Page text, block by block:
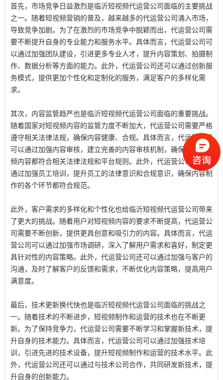
首先，市场竞争日益激烈是临沂短视频代运营公司面临的主要挑战
之一。随着短视频营销的普及，越来越多的代运营公司涌入市场，
导致竞争加剧。为了在激烈的市场竞争中脱颖而出，代运营公司需
要不断提升自身的专业能力和服务水平。具体而言，代运营公司可
以通过加强团队建设，引进更多专业人才，提升内容策划、拍摄制
作、数据分析等方面的能力。此外，代运营公司还可以通过创新服
务模式，提供更加个性化和定制化的服务，满足客户的多样化需
求。
其次，内容监管趋严也是临沂短视频代运营公司面临的重要挑战。
随着国家对短视频内容的监管力度不断加大，代运营公司需要严格
遵守相关法律法规，确保内容健康、合规。具体而言，代运营公司
可以通过加强内容审核，建立完善的内容审核机制，确保每一期视
频内容都符合相关法律法规和平台规则。此外，代运营公司还可以
通过加强员工培训，提升员工的法律意识和合规意识，确保内容制
作的各个环节都符合规范。
此外，客户需求的多样化和个性化也给临沂短视频代运营公司带来
了更大的挑战。随着用户对短视频内容的要求不断提高，代运营公
司需要不断创新，提供更具创意和吸引力的内容。具体而言，代运
营公司可以通过加强市场调研，深入了解用户需求和喜好，制定更
具针对性的内容策略。此外，代运营公司还可以通过加强与客户的
沟通，及时了解客户的反馈和需求，不断优化内容策略，提高用户
满意度。
最后，技术更新换代快也是临沂短视频代运营公司面临的挑战之
一。随着技术的不断进步，短视频制作和运营的技术也在不断更
新。为了保持竞争力，代运营公司需要不断学习和掌握新技术，提
升自身的技术能力。具体而言，代运营公司可以通过加强技术培
训，引进先进的技术设备，提升短视频制作和运营的技术水平。此
外，代运营公司还可以通过与技术公司合作，共同研发新技术，提
升自身的创新能力。